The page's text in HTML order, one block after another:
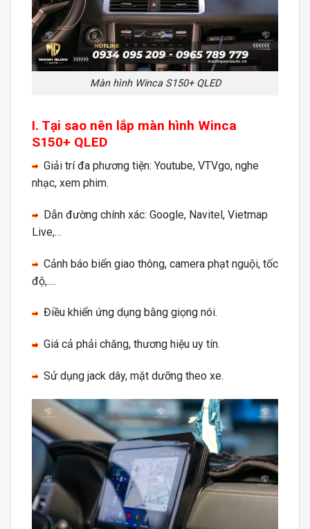
Màn hình Winca S150+ QLED
I. Tại sao nên lắp màn hình Winca
S150+ QLED
Giải trí đa phương tiện: Youtube, VTVgo, nghe
nhạc, xem phim.
Dẫn đường chính xác: Google, Navitel, Vietmap
Live,…
Cảnh báo biển giao thông, camera phạt nguội, tốc
độ,….
Điều khiển ứng dụng bằng giọng nói.
Giá cả phải chăng, thương hiệu uy tín.
Sử dụng jack dây, mặt dưỡng theo xe.